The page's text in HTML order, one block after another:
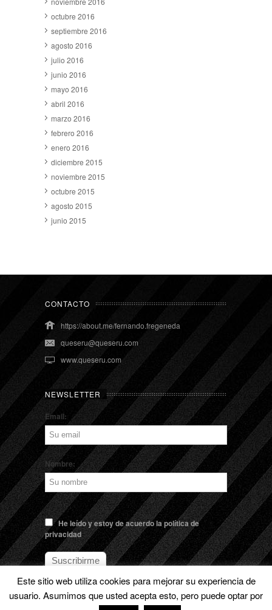
octubre 2016
septiembre 2016
agosto 2016
julio 2016
junio 2016
mayo 2016
abril 2016
marzo 2016
febrero 2016
enero 2016
diciembre 2015
noviembre 2015
octubre 2015
agosto 2015
junio 2015
CONTACTO
https://about.me/fernando.fregeneda
queseru@queseru.com
www.queseru.com
NEWSLETTER
Email:
Nombre:
He leído y estoy de acuerdo la política de
privacidad
Este sitio web utiliza cookies para mejorar su experiencia de
usuario. Asumimos que usted acepta esto, pero puede optar por